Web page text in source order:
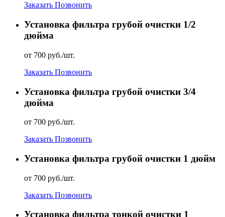
Заказать Позвонить
Установка фильтра грубой очистки 1/2
дюйма
от 700 руб./шт.
Заказать Позвонить
Установка фильтра грубой очистки 3/4
дюйма
от 700 руб./шт.
Заказать Позвонить
Установка фильтра грубой очистки 1 дюйм
от 700 руб./шт.
Заказать Позвонить
Установка фильтра тонкой очистки 1